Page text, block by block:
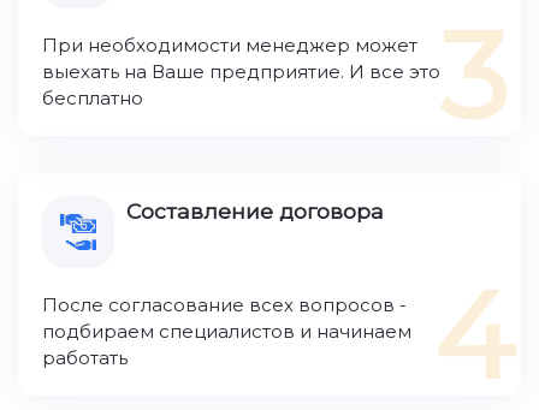
При необходимости менеджер может
выехать на Ваше предприятие. И все это
бесплатно
3
Составление договора
После согласование всех вопросов -
подбираем специалистов и начинаем
работать
4